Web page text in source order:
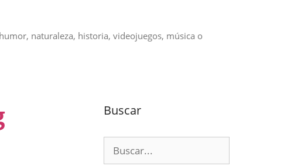
naturaleza, historia, videojuegos, música o
Buscar